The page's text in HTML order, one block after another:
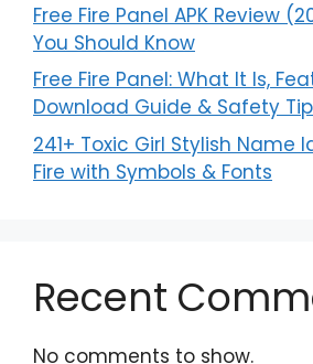
Free Fire Panel APK Review
You Should Know
Free Fire Panel: What It Is,
Download Guide & Safety
241+ Toxic Girl Stylish Name
Fire with Symbols & Fonts
Recent
No comments to show.